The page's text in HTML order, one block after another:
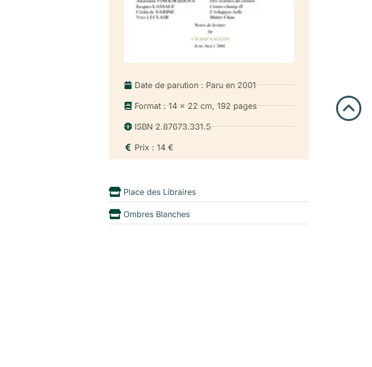
Date de parution : Paru en 2001
Format : 14 x 22 cm, 192 pages
ISBN 2.87673.331.5
Prix : 14 €
Place des Libraires
Ombres Blanches